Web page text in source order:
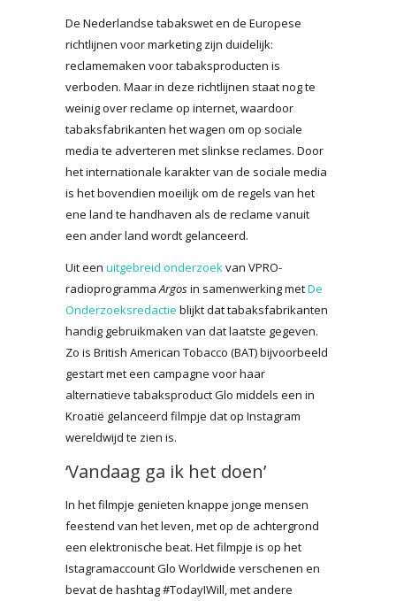
De Nederlandse tabakswet en de Europese
richtlijnen voor marketing zijn duidelijk:
reclamemaken voor tabaksproducten is
verboden. Maar in deze richtlijnen staat nog te
weinig over reclame op internet, waardoor
tabaksfabrikanten het wagen om op sociale
media te adverteren met slinkse reclames. Door
het internationale karakter van de sociale media
is het bovendien moeilijk om de regels van het
ene land te handhaven als de reclame vanuit
een ander land wordt gelanceerd.
Uit een uitgebreid onderzoekvan VPRO-
radioprogrammaArgosin samenwerking metDe
Onderzoeksredactie blijkt dat tabaksfabrikanten
handig gebruikmaken van dat laatste gegeven.
Zo is British American Tobacco (BAT) bijvoorbeeld
gestart met een campagne voor haar
alternatieve tabaksproduct Glo middels een in
Kroatië gelanceerd filmpje dat op Instagram
wereldwijd te zien is.
‘Vandaag ga ik het doen’
In het filmpje genieten knappe jonge mensen
feestend van het leven, met op de achtergrond
een elektronische beat. Het filmpje is op het
Istagramaccount Glo Worldwide verschenen en
bevat de hashtag #TodayIWill, met andere